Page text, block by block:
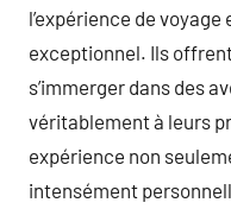
l’expérience de
exceptionnel. Ils
s’immerger dans des
véritablement à leurs
expérience non
intensément